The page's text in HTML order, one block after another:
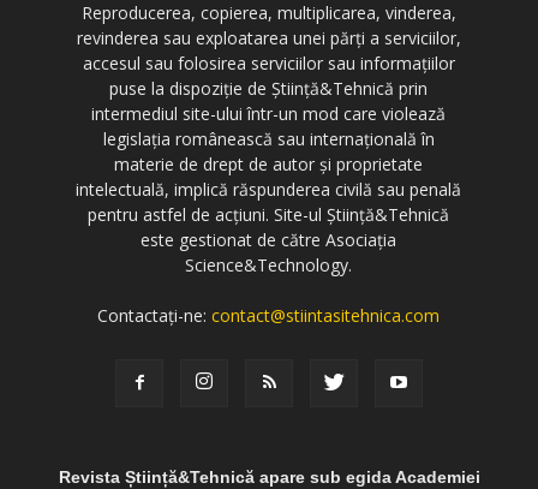
Reproducerea, copierea, multiplicarea, vinderea,
revinderea sau exploatarea unei părți a serviciilor,
accesul sau folosirea serviciilor sau informațiilor
puse la dispoziție de Știință&Tehnică prin
intermediul site-ului într-un mod care violează
legislația românească sau internațională în
materie de drept de autor și proprietate
intelectuală, implică răspunderea civilă sau penală
pentru astfel de acțiuni. Site-ul Știință&Tehnică
este gestionat de către Asociația
Science&Technology.
Contactați-ne:contact@stiintasitehnica.com
Revista Știință&Tehnică apare sub egida Academiei